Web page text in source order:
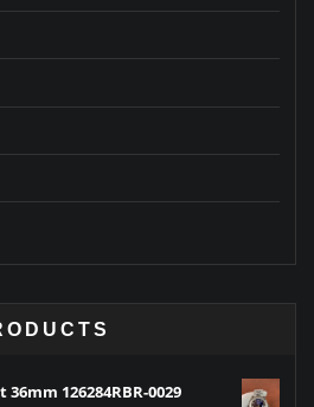
126284RBR-0029